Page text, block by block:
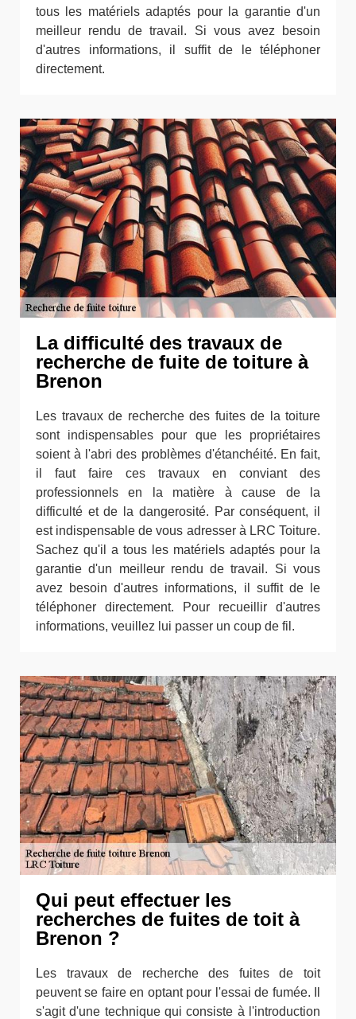
tous les matériels adaptés pour la garantie d'un
meilleur rendu de travail. Si vous avez besoin
d'autres informations, il suffit de le téléphoner
directement.
La difficulté des travaux de
recherche de fuite de toiture à
Brenon
Les travaux de recherche des fuites de la toiture
sont indispensables pour que les propriétaires
soient à l'abri des problèmes d'étanchéité. En fait,
il faut faire ces travaux en conviant des
professionnels en la matière à cause de la
difficulté et de la dangerosité. Par conséquent, il
est indispensable de vous adresser à LRC Toiture.
Sachez qu'il a tous les matériels adaptés pour la
garantie d'un meilleur rendu de travail. Si vous
avez besoin d'autres informations, il suffit de le
téléphoner directement. Pour recueillir d'autres
informations, veuillez lui passer un coup de fil.
Qui peut effectuer les
recherches de fuites de toit à
Brenon ?
Les travaux de recherche des fuites de toit
peuvent se faire en optant pour l'essai de fumée. Il
s'agit d'une technique qui consiste à l'introduction